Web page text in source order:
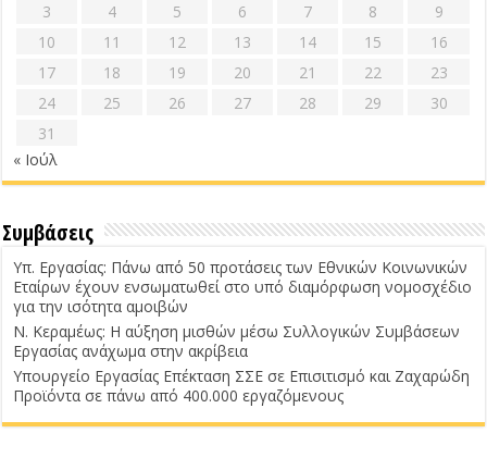
3
4 5 6 7 8
9
10
11 12 13 14 15
16
17
18 19 20 21 22
23
24
25 26 27 28 29
30
31
« Ιούλ
Συμβάσεις
Υπ. Εργασίας: Πάνω από 50 προτάσεις των Εθνικών Κοινωνικών
Εταίρων έχουν ενσωματωθεί στο υπό διαμόρφωση νομοσχέδιο
για την ισότητα αμοιβών
Ν. Κεραμέως: Η αύξηση μισθών μέσω Συλλογικών Συμβάσεων
Εργασίας ανάχωμα στην ακρίβεια
Υπουργείο Εργασίας Επέκταση ΣΣΕ σε Επισιτισμό και Ζαχαρώδη
Προϊόντα σε πάνω από 400.000 εργαζόμενους